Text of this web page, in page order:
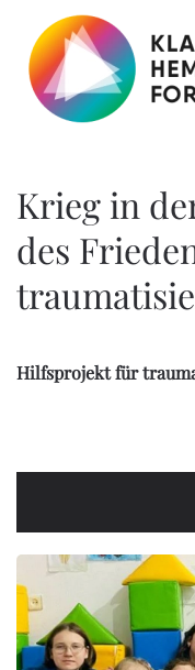
Zum Hauptinhalt
Krieg in
des
Hilfsprojekt für